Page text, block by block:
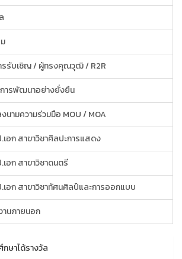
รรับเชิญ / ผู้ทรงคุณวุฒิ / R2R
การพัฒนาอย่างยั่งยืน
นามความร่วมมือ MOU / MOA
อก สาขาวิชาศิลปะการแสดง
อก สาขาวิชาดนตรี
อก สาขาวิชาทัศนศิลป์และการออกแบบ
านภายนอก
กษาได้รางวัล